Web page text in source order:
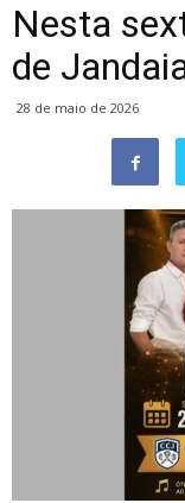
Nesta
de
28 de maio de 2026